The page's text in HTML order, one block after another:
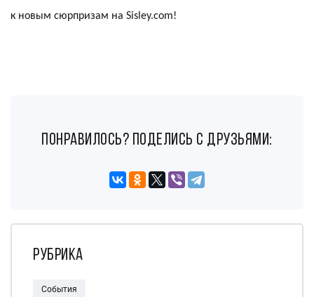
к новым сюрпризам на Sisley.com!
понравилось? поделись с друзьями:
Рубрика
События